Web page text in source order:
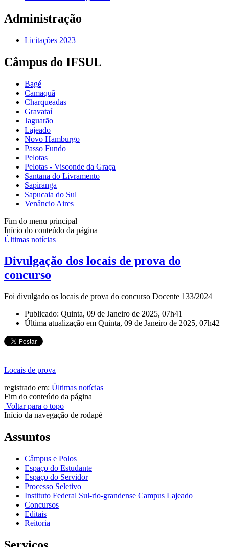
Administração
Licitações 2023
Câmpus do IFSUL
Bagé
Camaquã
Charqueadas
Gravataí
Jaguarão
Lajeado
Novo Hamburgo
Passo Fundo
Pelotas
Pelotas - Visconde da Graça
Santana do Livramento
Sapiranga
Sapucaia do Sul
Venâncio Aires
Fim do menu principal
Início do conteúdo da página
Últimas notícias
Divulgação dos locais de prova do
concurso
Foi divulgado os locais de prova do concurso Docente 133/2024
Publicado: Quinta, 09 de Janeiro de 2025, 07h41
Última atualização em Quinta, 09 de Janeiro de 2025, 07h42
Locais de prova
registrado em: Últimas notícias
Fim do conteúdo da página
Voltar para o topo
Início da navegação de rodapé
Assuntos
Câmpus e Polos
Espaço do Estudante
Espaço do Servidor
Processo Seletivo
Instituto Federal Sul-rio-grandense Campus Lajeado
Concursos
Editais
Reitoria